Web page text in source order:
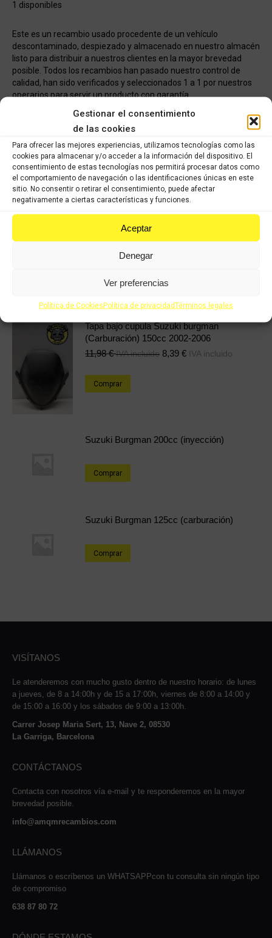
Gestionar el consentimiento
de las cookies
Para ofrecer las mejores experiencias, utilizamos tecnologías como las
cookies para almacenar y/o acceder a la información del dispositivo. El
consentimiento de estas tecnologías nos permitirá procesar datos como
el comportamiento de navegación o las identificaciones únicas en este
sitio. No consentir o retirar el consentimiento, puede afectar
negativamente a ciertas características y funciones.
Aceptar
Denegar
Ver preferencias
Política de CookiesPolítica de privacidadTérminos legales
1 disponibles
Este es un recambio usado procedente de un vehículo
descontaminado, despiezado y almacenado en nuestro almacén
listo para distribuir a nuestros clientes en la mayor brevedad
posible. Todos los recambios han pasado nuestro control de
calidad, han sido verificados y seleccionados 1 a 1 por nuestros
operarios para servir un producto con garantía.
COMPRAR
Categorías:Recambios ocasión Suzuki, SUZUKI SV 650cc (2003)
Share this product
Share
Productos relacionados
Tapa bajo cupula Suzuki burgman
(Carburación) 150cc 2002-2006
11,98€ IVA incluido 8,39 € IVA incluido
Comprar
Suzuki Burgman 200cc (inyección)
Comprar
Suzuki Burgman 125cc (carburación)
Comprar
VISÍTANOS
Le atenderemos con mucho gusto dentro de nuestro horario: de lunes
a jueves, de 8 a 14:00h y de 15 a 17:00h, viernes de 8:00 a 14:00 y
de 15:00 a 16:00 y los sábados de 9:00 a 13:00h.
Carrer Josep Maria Sert, 13, Nave 2, 08530
La Garriga, Barcelona
CONTÁCTANOS
Contacta con nosotros vía e-mail y te responderemos en la mayor
brevedad posible.
info@amqmrecambios.com
LLÁMANOS
Llámanos o escríbenos un WHATSAPPcon tu consulta sin ningún tipo
de compromiso
638 87 80 72